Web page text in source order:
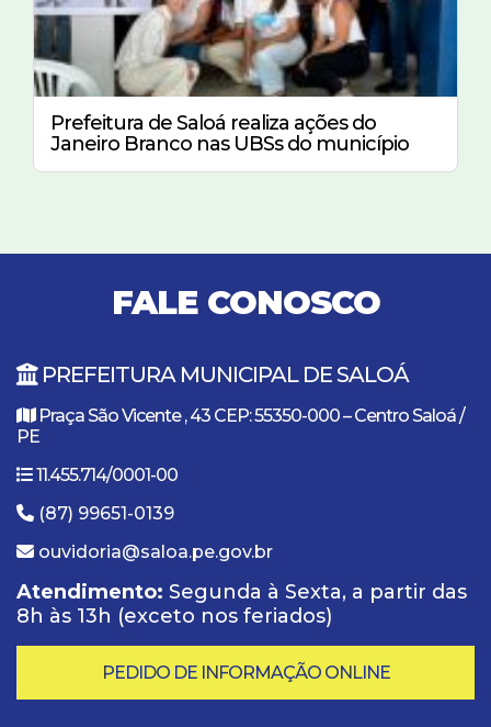
Prefeitura de Saloá realiza ações do
Janeiro Branco nas UBSs do município
FALE CONOSCO
PREFEITURA MUNICIPAL DE SALOÁ
Praça São Vicente , 43 CEP: 55350-000 – Centro Saloá /
PE
11.455.714/0001-00
(87) 99651-0139
ouvidoria@saloa.pe.gov.br
Atendimento: Segunda à Sexta, a partir das
8h às 13h (exceto nos feriados)
PEDIDO DE INFORMAÇÃO ONLINE